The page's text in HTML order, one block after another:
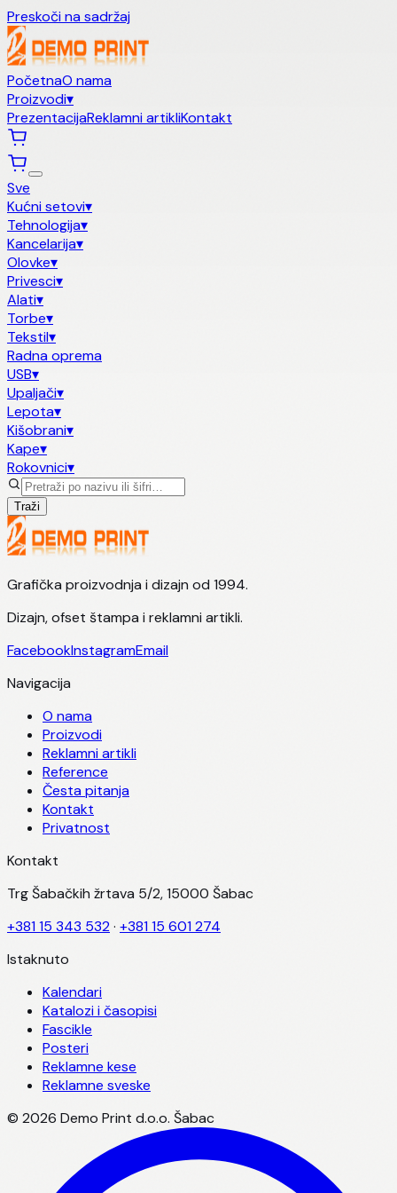
Preskoči na sadržaj
PočetnaO nama
Proizvodi▾
PrezentacijaReklamni artikliKontakt
Sve
Kućni setovi▾
Tehnologija▾
Kancelarija▾
Olovke▾
Privesci▾
Alati▾
Torbe▾
Tekstil▾
Radna oprema
USB▾
Upaljači▾
Lepota▾
Kišobrani▾
Kape▾
Rokovnici▾
Traži
Grafička proizvodnja i dizajn od 1994.
Dizajn, ofset štampa i reklamni artikli.
FacebookInstagramEmail
Navigacija
O nama
Proizvodi
Reklamni artikli
Reference
Česta pitanja
Kontakt
Privatnost
Kontakt
Trg Šabačkih žrtava 5/2, 15000 Šabac
+381 15 343 532· +381 15 601 274
Istaknuto
Kalendari
Katalozi i časopisi
Fascikle
Posteri
Reklamne kese
Reklamne sveske
© 2026 Demo Print d.o.o. Šabac